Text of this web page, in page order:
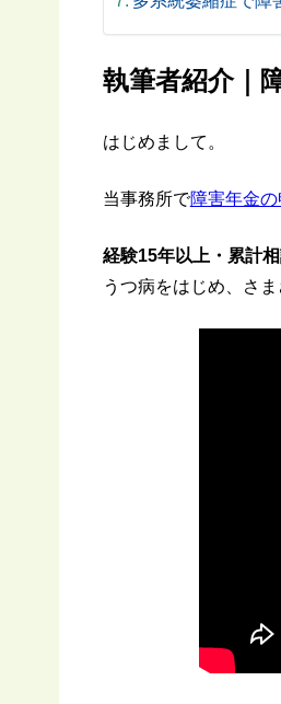
執筆者紹介｜
はじめまして。
当事務所で障害年金
経験15年以上・累計
うつ病をはじめ、さ